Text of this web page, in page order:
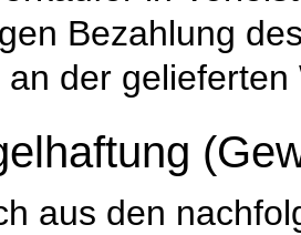
Bezahlung
an der gelieferten
aus den